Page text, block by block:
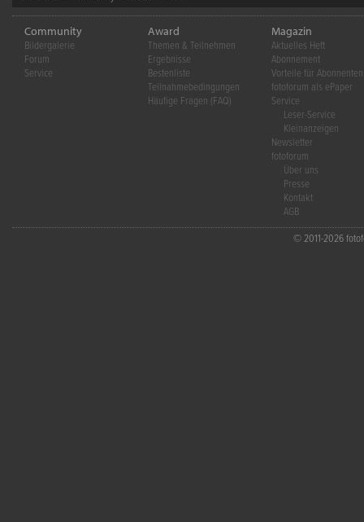
Community
Bildergalerie
Forum
Service
Award
Themen & Teilnehmen
Ergebnisse
Bestenliste
Teilnahmebedingungen
Häufige Fragen (FAQ)
Magazin
Aktuelles Heft
Abonnement
Vorteile für Abonnenten
fotoforum als ePaper
Service
Leser-Service
Kleinanzeigen
Newsletter
fotoforum
Über uns
Presse
Kontakt
AGB
© 2011-2026